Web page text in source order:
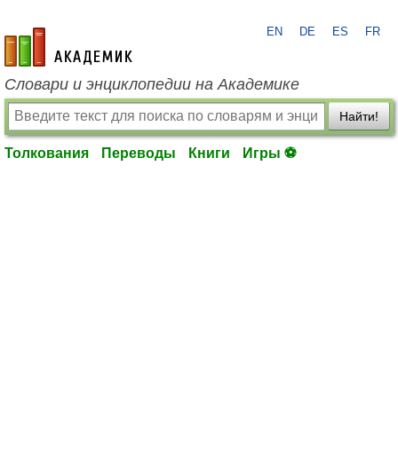
academic.ru
EN DE ES FR
Словари и энциклопедии на Академике
Найти!
Толкования Переводы Книги Игры ⚽